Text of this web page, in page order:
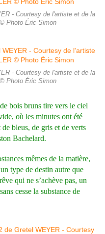
- Courtesy de l'artiste et de la
Photo Éric Simon
- Courtesy de l'artiste et de la
Photo Éric Simon
bois bruns tire vers le ciel
où les minutes ont été
bleus, de gris et de verts
Bachelard.
mêmes de la matière,
type de destin autre que
qui ne s’achève pas, un
cesse la substance de